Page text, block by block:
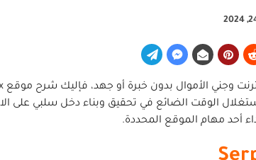
أحد مهام الموقع المحددة.